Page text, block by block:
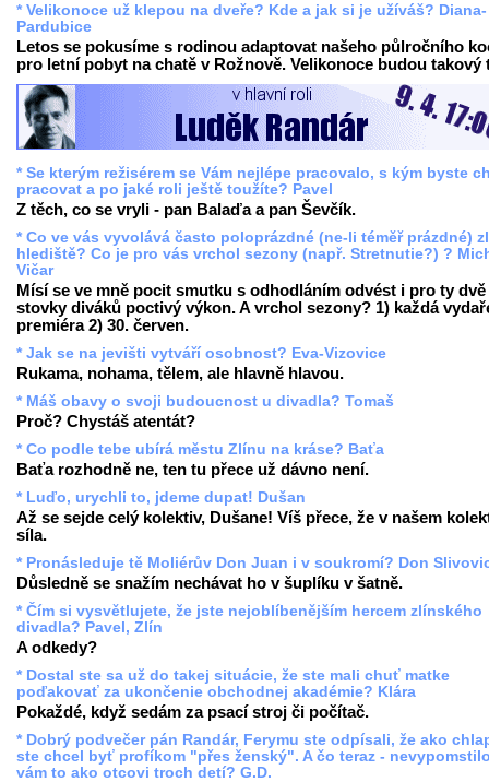
* Velikonoce už klepou na dveře? Kde a jak si je užíváš? Diana-
Pardubice
Letos se pokusíme s rodinou adaptovat našeho půlročního
pro letní pobyt na chatě v Rožnově. Velikonoce budou takový
* Se kterým režisérem se Vám nejlépe pracovalo, s kým byste
pracovat a po jaké roli ještě toužíte? Pavel
Z těch, co se vryli - pan Balaďa a pan Ševčík.
* Co ve vás vyvolává často poloprázdné (ne-li téměř prázdné)
hlediště? Co je pro vás vrchol sezony (např. Stretnutie?) ?
Vičar
Mísí se ve mně pocit smutku s odhodláním odvést i pro ty dvě
stovky diváků poctivý výkon. A vrchol sezony? 1) každá
premiéra 2) 30. červen.
* Jak se na jevišti vytváří osobnost? Eva-Vizovice
Rukama, nohama, tělem, ale hlavně hlavou.
* Máš obavy o svoji budoucnost u divadla? Tomaš
Proč? Chystáš atentát?
* Co podle tebe ubírá městu Zlínu na kráse? Baťa
Baťa rozhodně ne, ten tu přece už dávno není.
* Luďo, urychli to, jdeme dupat! Dušan
Až se sejde celý kolektiv, Dušane! Víš přece, že v našem
síla.
* Pronásleduje tě Moliérův Don Juan i v soukromí? Don
Důsledně se snažím nechávat ho v šuplíku v šatně.
* Čím si vysvětlujete, že jste nejoblíbenějším hercem zlínského
divadla? Pavel, Zlín
A odkedy?
* Dostal ste sa už do takej situácie, že ste mali chuť matke
poďakovať za ukončenie obchodnej akadémie? Klára
Pokaždé, když sedám za psací stroj či počítač.
* Dobrý podvečer pán Randár, Ferymu ste odpísali, že ako
ste chcel byť profíkom "přes ženský". A čo teraz -
vám to ako otcovi troch detí? G.D.